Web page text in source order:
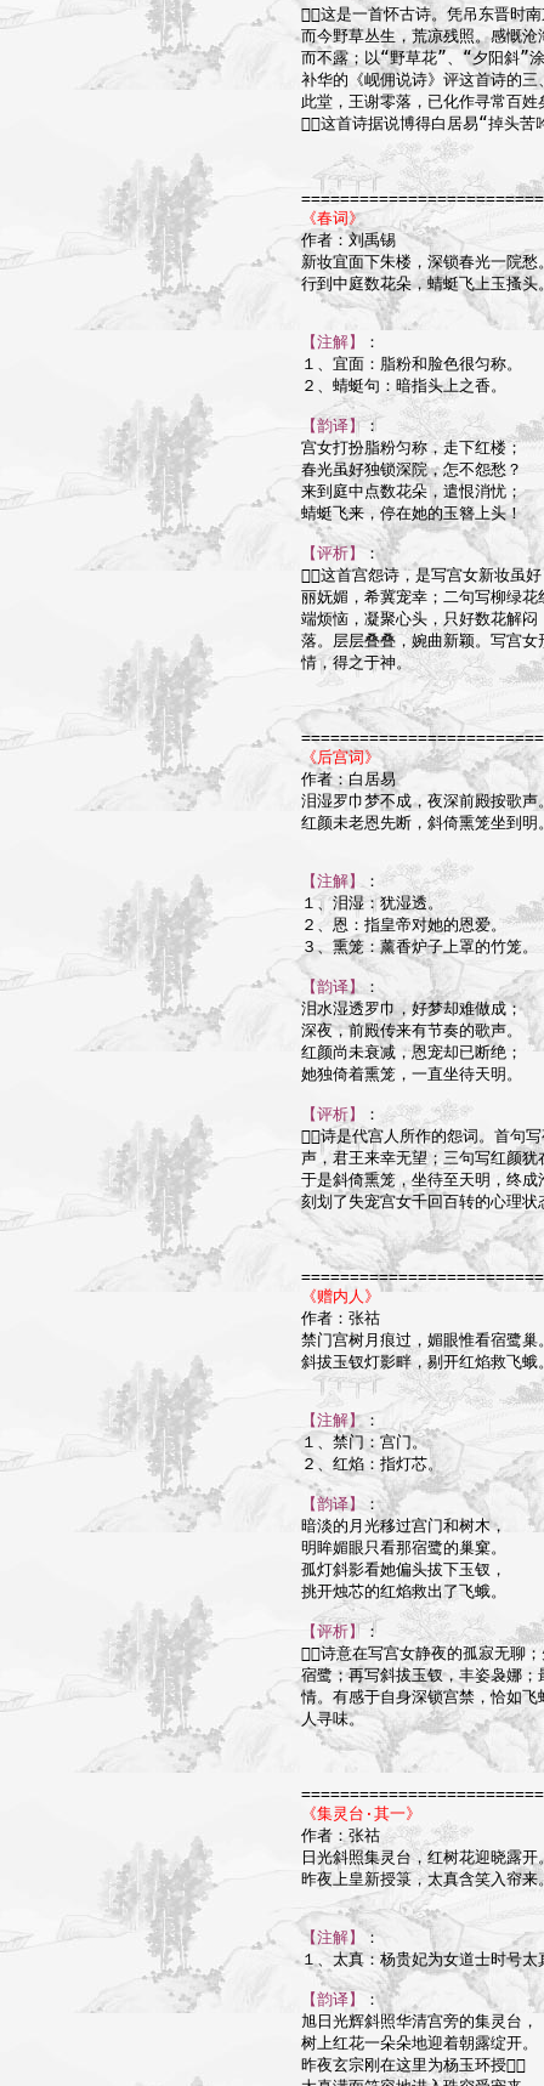
这是一首怀古诗。凭吊东晋时
而今野草丛生，荒凉残照。感慨
而不露；以“野草花”、“夕阳斜”
补华的《岘佣说诗》评这首诗的
此堂，王谢零落，已化作寻常百
这首诗据说博得白居易“掉头苦
《春词》
作者：刘禹锡
新妆宜面下朱楼，深锁春光一院愁
行到中庭数花朵，蜻蜓飞上玉搔头
【注解】
：
１、宜面：脂粉和脸色很匀称。
２、蜻蜓句：暗指头上之香。
【韵译】：
宫女打扮脂粉匀称，走下红楼；
春光虽好独锁深院，怎不怨愁？
来到庭中点数花朵，遣恨消忧；
蜻蜓飞来，停在她的玉簪上头！
【评析】 ：
这首宫怨诗，是写宫女新妆虽
丽妩媚，希冀宠幸；二句写柳绿
端烦恼，凝聚心头，只好数花解
落。层层叠叠，婉曲新颖。写宫
情，得之于神。
《后宫词》
作者：白居易
泪湿罗巾梦不成，夜深前殿按歌声
红颜未老恩先断，斜倚熏笼坐到明
【注解】
：
１、泪湿：犹湿透。
２、恩：指皇帝对她的恩爱。
３、熏笼：薰香炉子上罩的竹笼。
【韵译】
：
泪水湿透罗巾，好梦却难做成；
深夜，前殿传来有节奏的歌声。
红颜尚未衰减，恩宠却已断绝；
她独倚着熏笼，一直坐待天明。
【评析】
：
诗是代宫人所作的怨词。首句
声，君王来幸无望；三句写红颜
于是斜倚熏笼，坐待至天明，终
刻划了失宠宫女千回百转的心理状
《赠内人》
作者：张祜
禁门宫树月痕过，媚眼惟看宿鹭巢
斜拔玉钗灯影畔，剔开红焰救飞蛾
【注解】 ：
１、禁门：宫门。
２、红焰：指灯芯。
【韵译】
：
暗淡的月光移过宫门和树木，
明眸媚眼只看那宿鹭的巢窠。
孤灯斜影看她偏头拔下玉钗，
挑开烛芯的红焰救出了飞蛾。
【评析】 ：
诗意在写宫女静夜的孤寂无聊
宿鹭；再写斜拔玉钗，丰姿袅娜
情。有感于自身深锁宫禁，恰如
人寻味。
《集灵台·其一》
作者：张祜
日光斜照集灵台，红树花迎晓露开
昨夜上皇新授箓，太真含笑入帘来
【注解】 ：
１、太真：杨贵妃为女道士时号
【韵译】
：
旭日光辉斜照华清宫旁的集灵台，
树上红花一朵朵地迎着朝露绽开。
昨夜玄宗刚在这里为杨玉环授，